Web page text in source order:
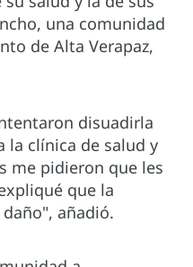
una comunidad
de Alta Verapaz,
disuadirla
la clínica de salud y
me pidieron que les
que la
añadió.